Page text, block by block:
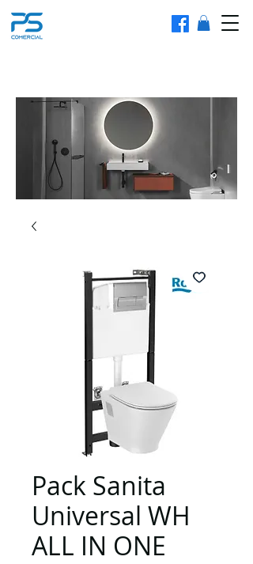
Pack Sanita
Universal WH
ALL IN ONE